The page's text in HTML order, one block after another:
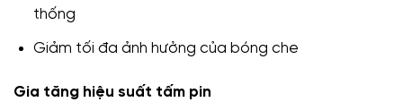
thống
Giảm tối đa ảnh hưởng của bóng che
Gia tăng hiệu suất tấm pin